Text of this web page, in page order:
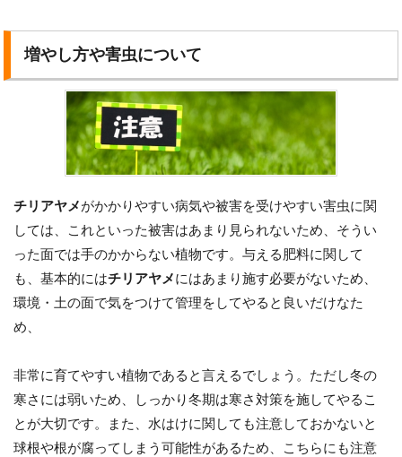
増やし方や害虫について
チリアヤメがかかりやすい病気や被害を受けやすい害虫に関
しては、これといった被害はあまり見られないため、そうい
った面では手のかからない植物です。与える肥料に関して
も、基本的にはチリアヤメにはあまり施す必要がないため、
環境・土の面で気をつけて管理をしてやると良いだけなた
め、
非常に育てやすい植物であると言えるでしょう。ただし冬の
寒さには弱いため、しっかり冬期は寒さ対策を施してやるこ
とが大切です。また、水はけに関しても注意しておかないと
球根や根が腐ってしまう可能性があるため、こちらにも注意